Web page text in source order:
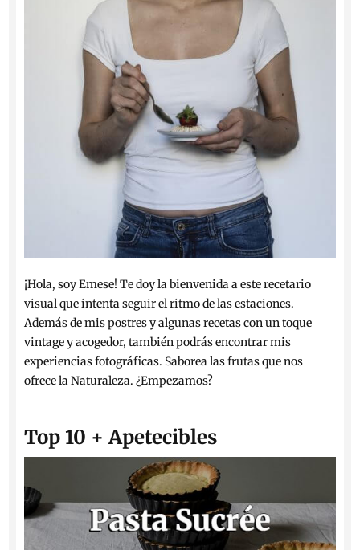
¡Hola, soy Emese! Te doy la bienvenida a este recetario
visual que intenta seguir el ritmo de las estaciones.
Además de mis postres y algunas recetas con un toque
vintage y acogedor, también podrás encontrar mis
experiencias fotográficas. Saborea las frutas que nos
ofrece la Naturaleza. ¿Empezamos?
Top 10 + Apetecibles